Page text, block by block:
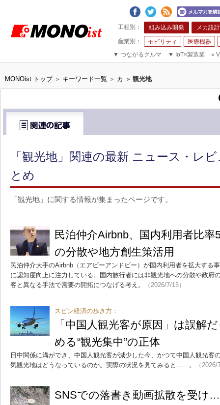
組み込み開発 メカ設計
モビリティ
医療機器
▼ つながるクルマ ▼ IoT×製造業 »
MONOist トップ > キーワード一覧 > カ > 観光地
「観光地」関連の最新 ニュース・レ
とめ
「観光地」に関する情報が集まったページです。
民泊仲介Airbnb、国内利用者比
の分散や地方創生策活用
民泊仲介大手のAirbnb（エアビーアンドビー）が国内利用者を拡大する
に認知度向上に注力している。国内旅行者には非観光地への分散や政府
客と異なる手法で需要の開拓につなげる考え。
（2026/7/15）
スピン経済の歩き方：
「中国人観光客が原因」は誤解
める“観光集中”の正体
日中関係に溝ができ、中国人観光客が減少した今、かつて中国人観光客
気観光地はどうなっているのか。実際の状況を見てみると……。
（
SNSでの落書き動画拡散を受け